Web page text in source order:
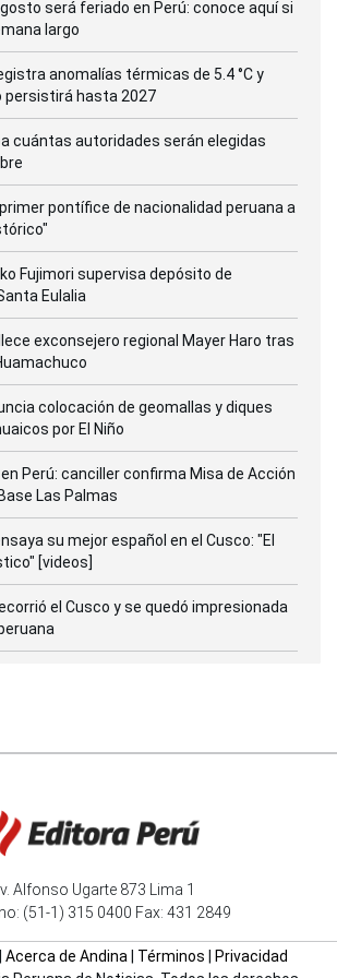
será feriado en Perú: conoce aquí si
largo
anomalías térmicas de 5.4 °C y
hasta 2027
cuántas autoridades serán elegidas
pontífice de nacionalidad peruana a
Fujimori supervisa depósito de
Eulalia
exconsejero regional Mayer Haro tras
colocación de geomallas y diques
por El Niño
en Perú: canciller confirma Misa de Acción
Las Palmas
su mejor español en el Cusco: "El
[videos]
el Cusco y se quedó impresionada
Alfonso Ugarte 873 Lima 1
(51-1) 315 0400 Fax: 431 2849
Acerca de Andina Términos
Privacidad